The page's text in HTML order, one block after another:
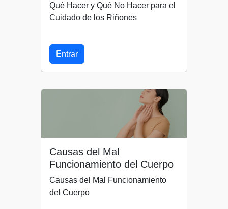
Qué Hacer y Qué No Hacer para el
Cuidado de los Riñones
Entrar
Causas del Mal
Funcionamiento del Cuerpo
Causas del Mal Funcionamiento
del Cuerpo